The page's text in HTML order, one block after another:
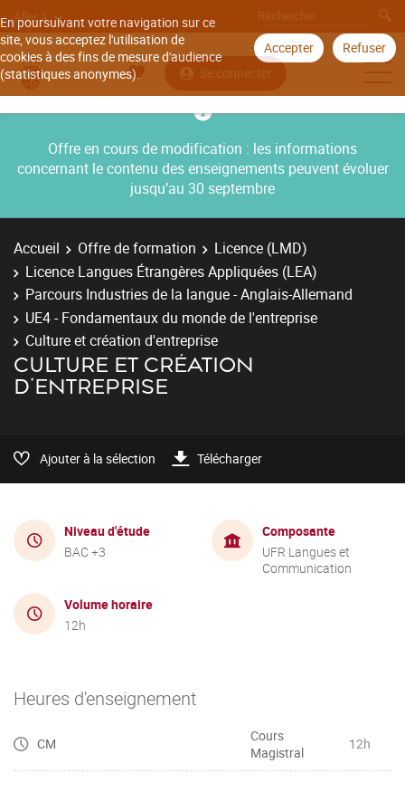
En poursuivant votre navigation sur ce
site, vous acceptez l'utilisation de
cookies à des fins de mesure d'audience
(statistiques anonymes).
Accepter Refuser
Aller à
Se connecter
Offre en cours de modification : les informations
concernant le contenu des enseignements peuvent évoluer
jusqu’au 30 septembre
Accueil Offre de formation
Licence (LMD)
Licence Langues Étrangères Appliquées (LEA)
Parcours Industries de la langue - Anglais-Allemand
UE4 - Fondamentaux du monde de l'entreprise
Culture et création d'entreprise
CULTURE ET CRÉATION
D'ENTREPRISE
Ajouter à la sélection Télécharger
Niveau d'étude
BAC +3
Composante
UFR Langues et
Communication
Volume horaire
12h
Heures d'enseignement
CM
Cours
Magistral
12h